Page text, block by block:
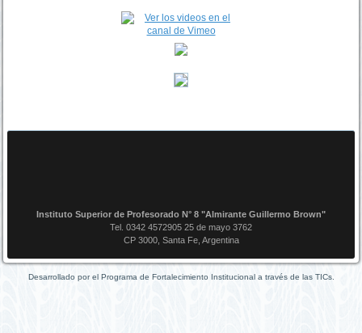
Instituto Superior de Profesorado N° 8 "Almirante Guillermo Brown"
Tel. 0342 4572905 25 de mayo 3762
CP 3000, Santa Fe, Argentina
Desarrollado por el Programa de Fortalecimiento Institucional a través de las TICs.